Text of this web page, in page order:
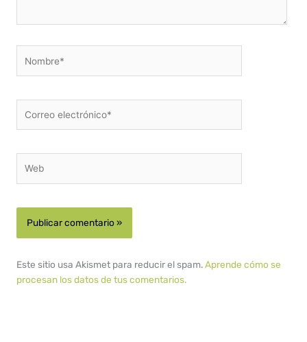
electrónico*
Este sitio usa Akismet para reducir el spam.Aprende cómo se
procesan los datos de tus comentarios.